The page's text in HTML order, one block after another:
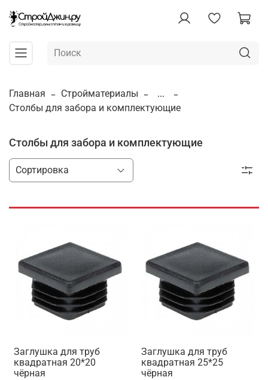
Главная Стройматериалы
...
Столбы для забора и комплектующие
Столбы для забора и комплектующие
Заглушка для труб
квадратная 20*20
чёрная
Заглушка для труб
квадратная 25*25
чёрная